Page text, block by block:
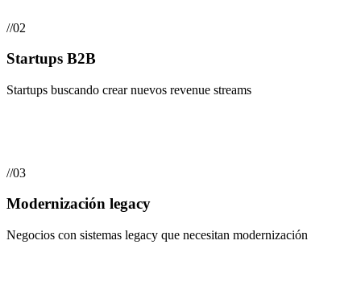
//02
Startups B2B
Startups buscando crear nuevos revenue streams
//03
Modernización legacy
Negocios con sistemas legacy que necesitan modernización